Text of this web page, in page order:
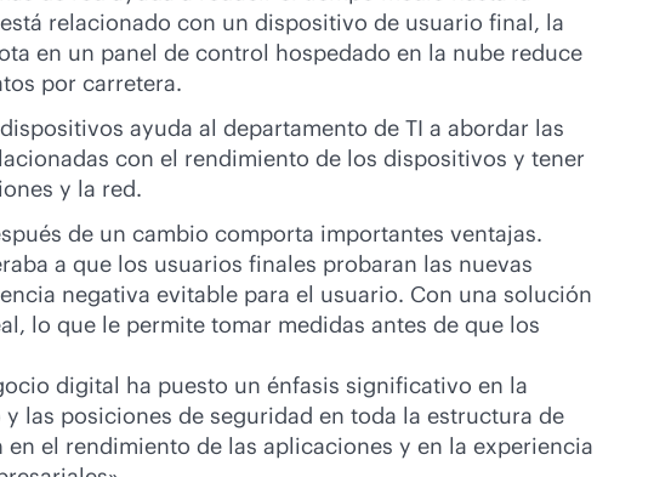
relacionado con un dispositivo de usuario final, la
en un panel de control hospedado en la nube reduce
por carretera.
ayuda al departamento de TI a abordar las
con el rendimiento de los dispositivos y tener
y la red.
de un cambio comporta importantes ventajas.
a que los usuarios finales probaran las nuevas
negativa evitable para el usuario. Con una solución
lo que le permite tomar medidas antes de que los
digital ha puesto un énfasis significativo en la
las posiciones de seguridad en toda la estructura de
el rendimiento de las aplicaciones y en la experiencia